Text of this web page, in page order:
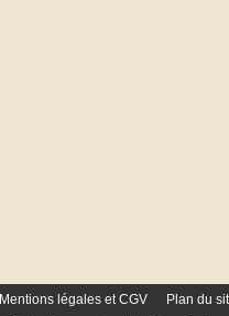
Mentions légales et CGV
Plan du